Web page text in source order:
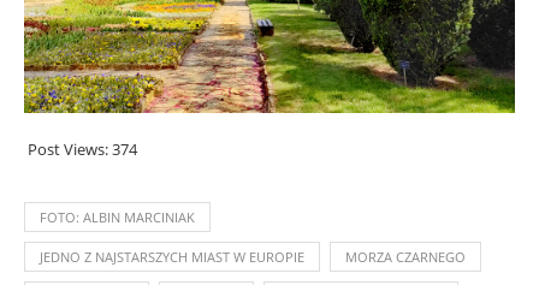
Post Views:374
FOTO: ALBIN MARCINIAK
JEDNO Z NAJSTARSZYCH MIAST W EUROPIE MORZA CZARNEGO